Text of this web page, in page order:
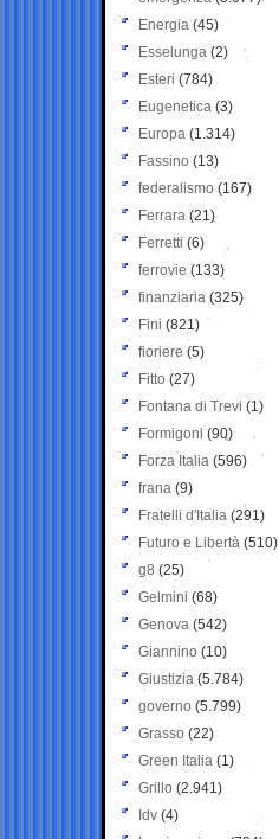
Energia (45)
Esselunga (2)
Esteri (784)
Eugenetica (3)
Europa (1.314)
Fassino (13)
federalismo (167)
Ferrara (21)
Ferretti (6)
ferrovie (133)
finanziaria (325)
Fini (821)
fioriere (5)
Fitto (27)
Fontana di Trevi (1)
Formigoni (90)
Forza Italia (596)
frana (9)
Fratelli d'Italia (291)
Futuro e Libertà (510)
g8 (25)
Gelmini (68)
Genova (542)
Giannino (10)
Giustizia (5.784)
governo (5.799)
Grasso (22)
Green Italia (1)
Grillo (2.941)
Idv (4)